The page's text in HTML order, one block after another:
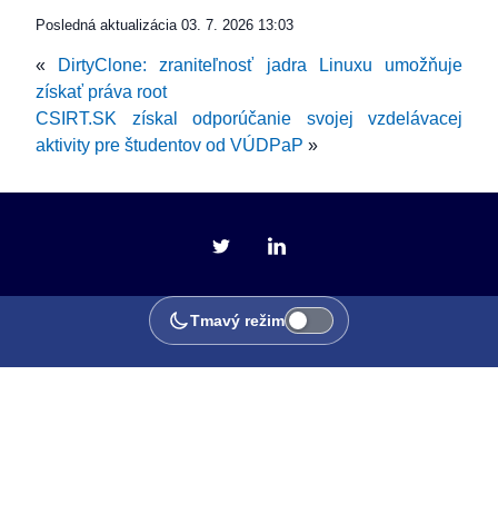
Posledná aktualizácia 03. 7. 2026 13:03
«
DirtyClone: zraniteľnosť jadra Linuxu umožňuje
získať práva root
CSIRT.SK získal odporúčanie svojej vzdelávacej
aktivity pre študentov od VÚDPaP »
Tmavý režim